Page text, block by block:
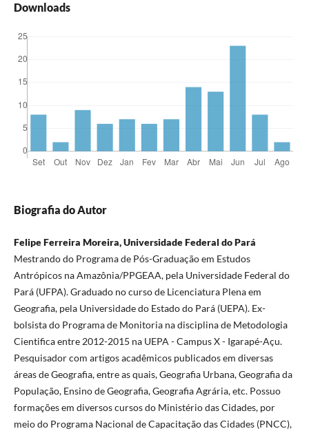
Downloads
Biografia do Autor
Felipe Ferreira Moreira, Universidade Federal do Pará
Mestrando do Programa de Pós-Graduação em Estudos
Antrópicos na Amazônia/PPGEAA, pela Universidade Federal do
Pará (UFPA). Graduado no curso de Licenciatura Plena em
Geografia, pela Universidade do Estado do Pará (UEPA). Ex-
bolsista do Programa de Monitoria na disciplina de Metodologia
Cientifica entre 2012-2015 na UEPA - Campus X - Igarapé-Açu.
Pesquisador com artigos acadêmicos publicados em diversas
áreas de Geografia, entre as quais, Geografia Urbana, Geografia da
População, Ensino de Geografia, Geografia Agrária, etc. Possuo
formações em diversos cursos do Ministério das Cidades, por
meio do Programa Nacional de Capacitação das Cidades (PNCC),